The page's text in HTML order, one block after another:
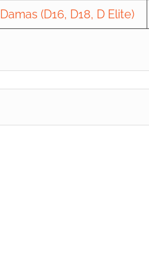
Damas (D16, D18, D Elite)